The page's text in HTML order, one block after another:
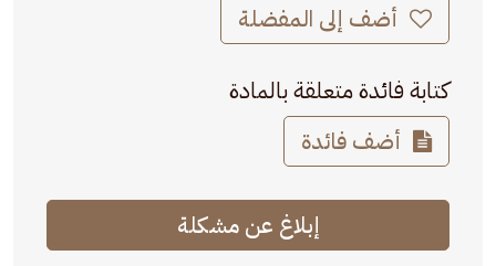
أضف إلى المفضلة
كتابة فائدة متعلقة بالمادة
أضف فائدة
إبلاغ عن مشكلة